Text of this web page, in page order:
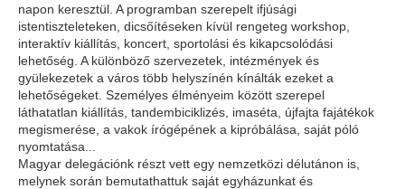
napon keresztül. A programban szerepelt ifjúsági
istentiszteleteken, dicsőítéseken kívül rengeteg workshop,
interaktív kiállítás, koncert, sportolási és kikapcsolódási
lehetőség. A különböző szervezetek, intézmények és
gyülekezetek a város több helyszínén kínálták ezeket a
lehetőségeket. Személyes élményeim között szerepel
láthatatlan kiállítás, tandembiciklizés, imaséta, újfajta fajátékok
megismerése, a vakok írógépének a kipróbálása, saját póló
nyomtatása...
Magyar delegációnk részt vett egy nemzetközi délutánon is,
melynek során bemutathattuk saját egyházunkat és